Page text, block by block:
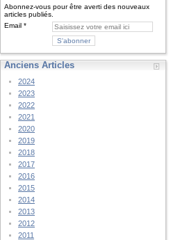
Abonnez-vous pour être averti des nouveaux
articles publiés.
Email
Anciens Articles
2024
2023
2022
2021
2020
2019
2018
2017
2016
2015
2014
2013
2012
2011